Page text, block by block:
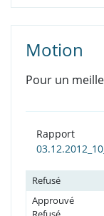
Motion
Pour un
Rapport
Refusé
Approuvé